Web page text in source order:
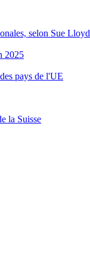
selon Sue Lloyd
2025
pays de l'UE
la Suisse